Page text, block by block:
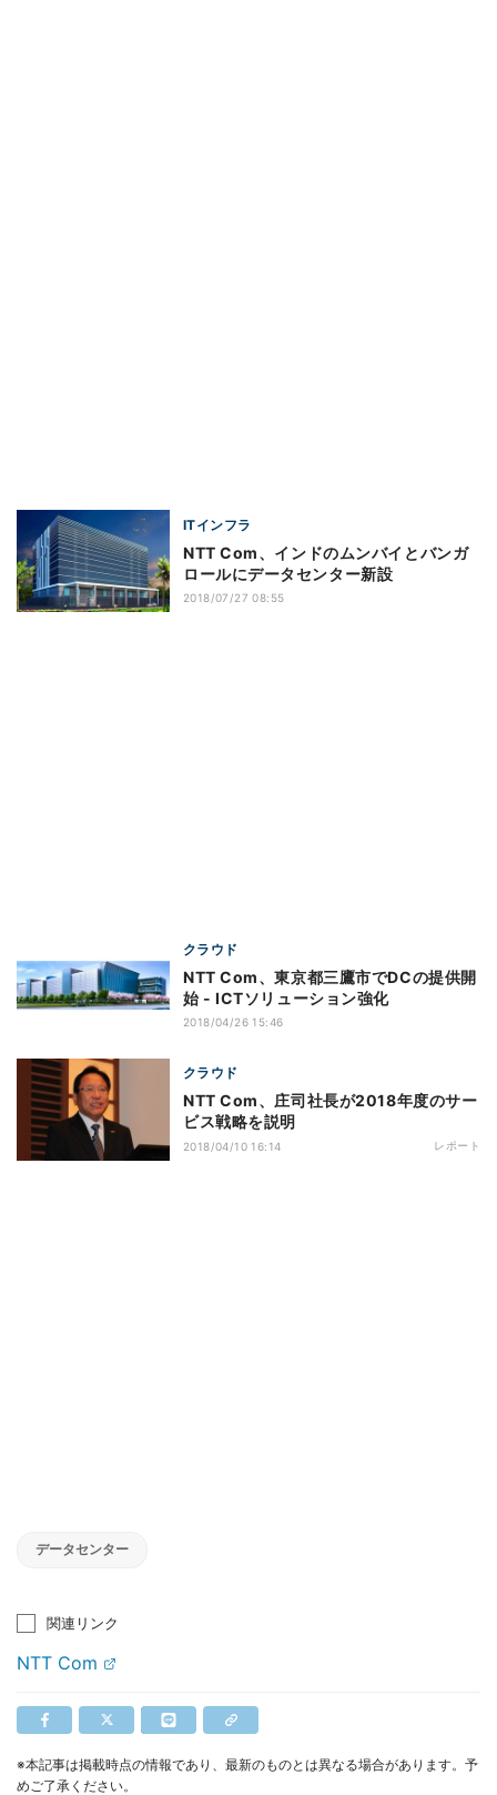
ITインフラ
NTT Com、インドのムンバイとバンガ
ロールにデータセンター新設
2018/07/27 08:55
クラウド
NTT Com、東京都三鷹市でDCの提供開
始 - ICTソリューション強化
2018/04/26 15:46
クラウド
NTT Com、庄司社長が2018年度のサー
ビス戦略を説明
2018/04/10 16:14 レポート
データセンター
関連リンク
NTT Com
※本記事は掲載時点の情報であり、最新のものとは異なる場合があります。予
めご了承ください。